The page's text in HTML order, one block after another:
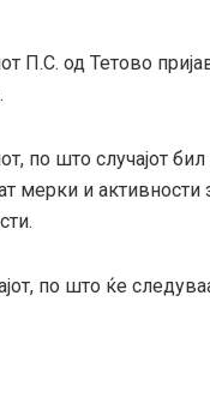
П.С. од Тетово
по што случајот
мерки и активности
по што ќе